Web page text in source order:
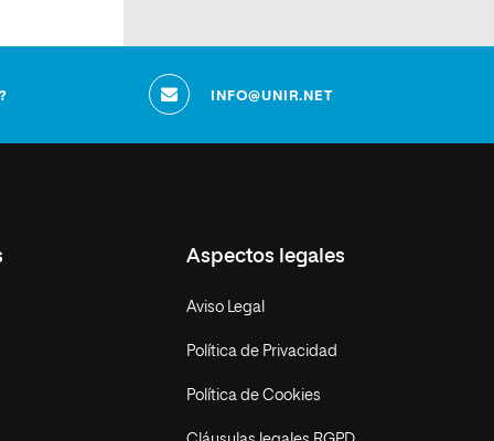
INFO@UNIR.NET
Aspectos legales
Aviso Legal
Política de Privacidad
Política de Cookies